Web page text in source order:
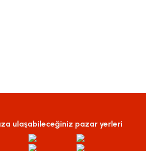
ulaşabileceğiniz pazar yerleri